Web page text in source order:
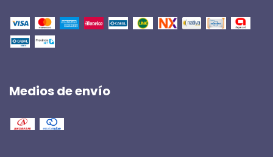
Medios de envío